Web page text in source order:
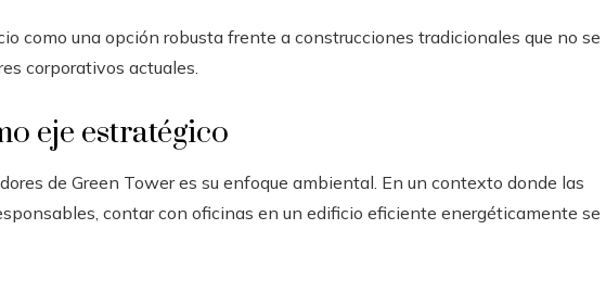
como una opción robusta frente a construcciones tradicionales que no se
corporativos actuales.
eje estratégico
de Green Tower es su enfoque ambiental. En un contexto donde las
contar con oficinas en un edificio eficiente energéticamente se